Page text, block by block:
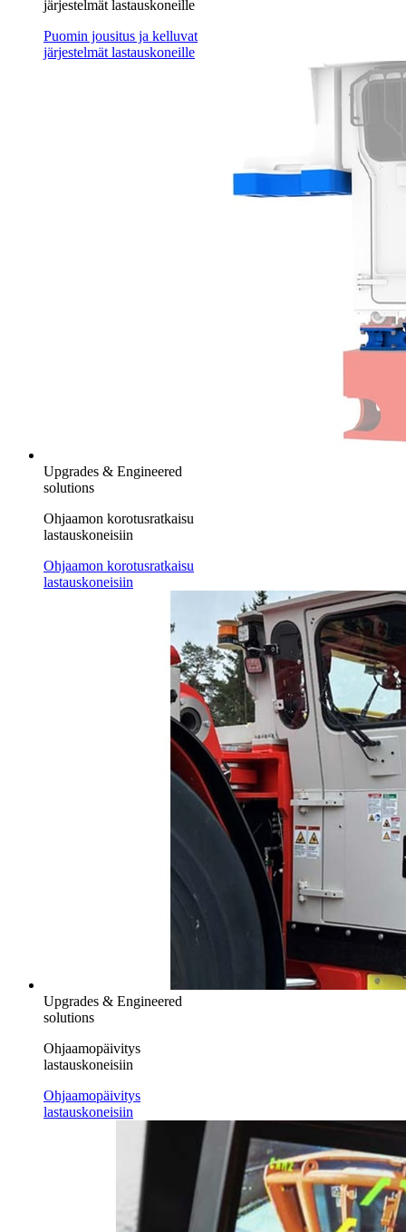
järjestelmät lastauskoneille
Puomin jousitus ja kelluvat
järjestelmät lastauskoneille
Upgrades & Engineered
solutions
Ohjaamon korotusratkaisu
lastauskoneisiin
Ohjaamon korotusratkaisu
lastauskoneisiin
Upgrades & Engineered
solutions
Ohjaamopäivitys
lastauskoneisiin
Ohjaamopäivitys
lastauskoneisiin